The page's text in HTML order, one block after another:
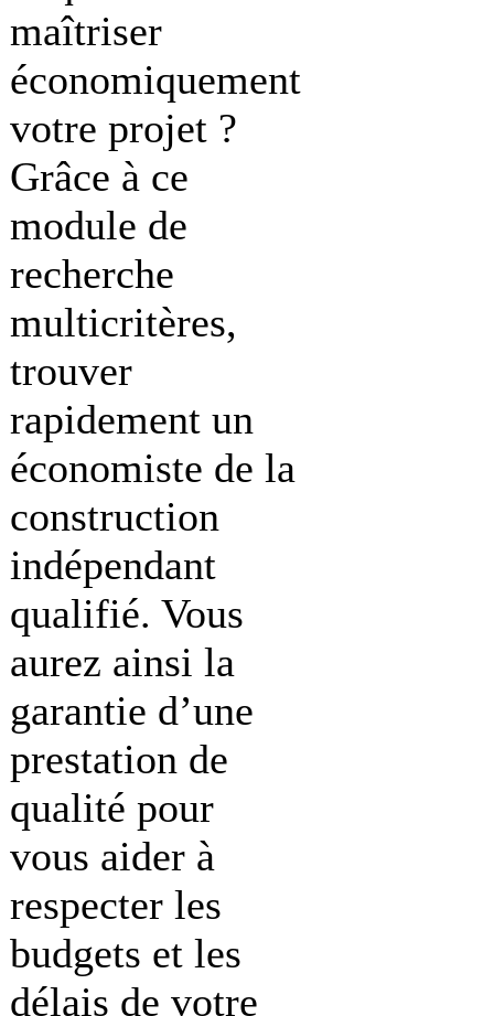
maîtriser
économiquement
votre projet ?
Grâce à ce
module de
recherche
multicritères,
trouver
rapidement un
économiste de la
construction
indépendant
qualifié. Vous
aurez ainsi la
garantie d’une
prestation de
qualité pour
vous aider à
respecter les
budgets et les
délais de votre